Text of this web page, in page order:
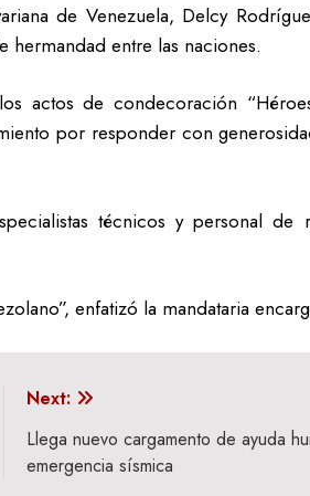
de Venezuela, Delcy
hermandad entre las naciones.
actos de condecoración
por responder con
técnicos y personal de
enfatizó la mandataria
Next:
Llega nuevo cargamento de ayuda
emergencia sísmica